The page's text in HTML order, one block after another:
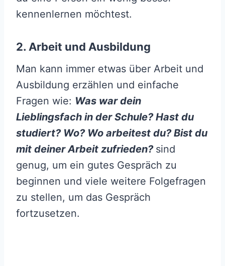
kennenlernen möchtest.
2. Arbeit und Ausbildung
Man kann immer etwas über Arbeit und
Ausbildung erzählen und einfache
Fragen wie: Was war dein
Lieblingsfach in der Schule? Hast du
studiert? Wo? Wo arbeitest du? Bist du
mit deiner Arbeit zufrieden? sind
genug, um ein gutes Gespräch zu
beginnen und viele weitere Folgefragen
zu stellen, um das Gespräch
fortzusetzen.